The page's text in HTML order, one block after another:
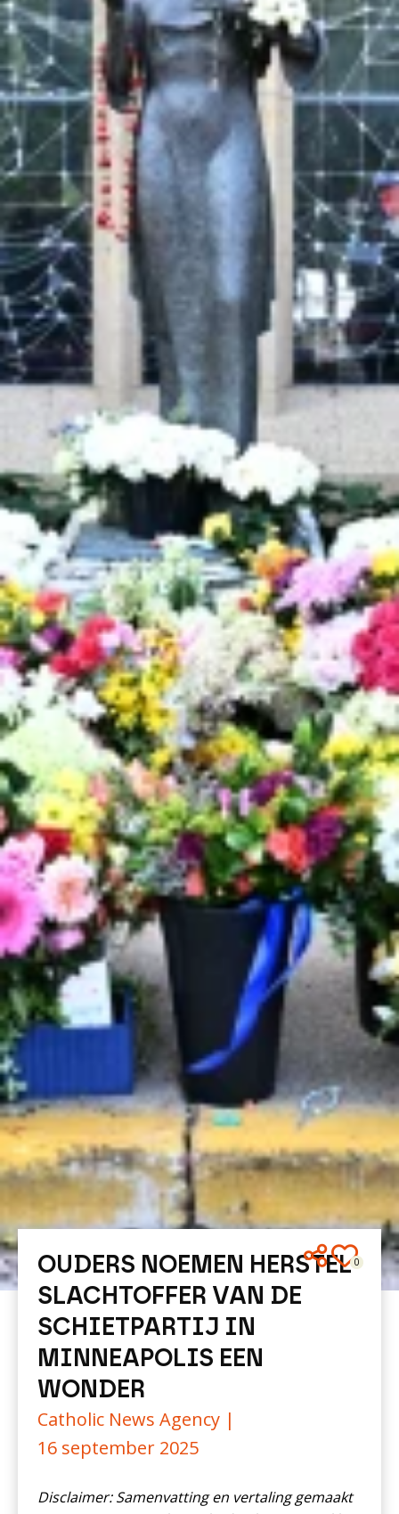
0
OUDERS NOEMEN HERSTEL
SLACHTOFFER VAN DE
SCHIETPARTIJ IN
MINNEAPOLIS EEN
WONDER
Catholic News Agency |
16 september 2025
Disclaimer: Samenvatting en vertaling gemaakt